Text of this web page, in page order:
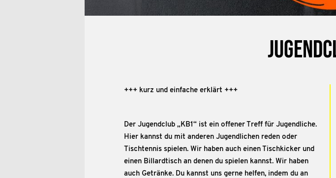
+++ kurz und einfache erklärt +++
Der Jugendclub „KB1“ ist ein offener Treff für Jugendliche.
Hier kannst du mit anderen Jugendlichen reden oder
Tischtennis spielen. Wir haben auch einen Tischkicker und
einen Billardtisch an denen du spielen kannst. Wir haben
auch Getränke. Du kannst uns gerne helfen, indem du an